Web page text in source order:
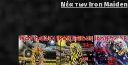
Νέα των Iron Maiden